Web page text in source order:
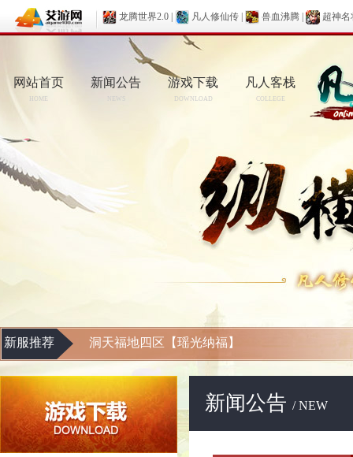
龙腾世界2.0 凡人修仙传 兽血沸腾 超神名
网站首页
HOME
新闻公告
NEWS
游戏下载
DOWNLOAD
凡人客栈
COLLEGE
新服推荐 洞天福地四区【瑶光纳福】
新闻公告 / NEW